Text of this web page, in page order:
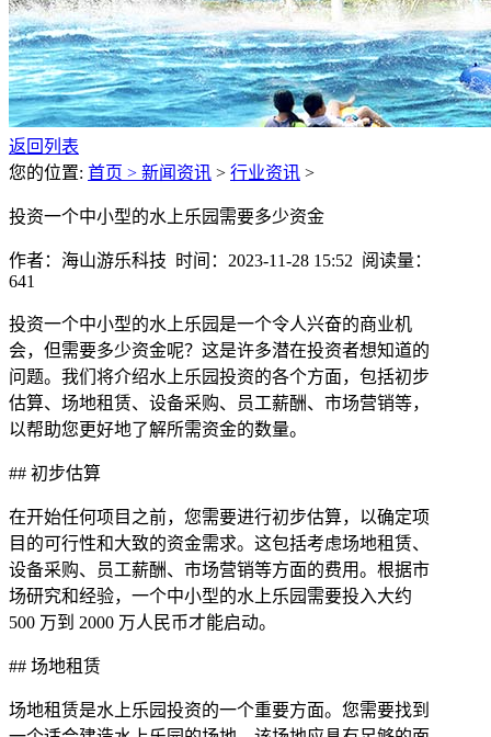
返回列表
您的位置: 首页 > 新闻资讯 > 行业资讯 >
投资一个中小型的水上乐园需要多少资金
作者：海山游乐科技 时间：2023-11-28 15:52 阅读量：
641
投资一个中小型的水上乐园是一个令人兴奋的商业机
会，但需要多少资金呢？这是许多潜在投资者想知道的
问题。我们将介绍水上乐园投资的各个方面，包括初步
估算、场地租赁、设备采购、员工薪酬、市场营销等，
以帮助您更好地了解所需资金的数量。
## 初步估算
在开始任何项目之前，您需要进行初步估算，以确定项
目的可行性和大致的资金需求。这包括考虑场地租赁、
设备采购、员工薪酬、市场营销等方面的费用。根据市
场研究和经验，一个中小型的水上乐园需要投入大约
500 万到 2000 万人民币才能启动。
## 场地租赁
场地租赁是水上乐园投资的一个重要方面。您需要找到